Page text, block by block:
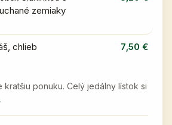
zemiaky
chlieb 7,50 €
kratšiu ponuku. Celý jedálny lístok si
.